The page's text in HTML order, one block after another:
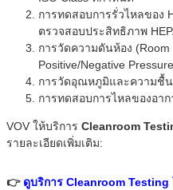
การทดสอบการรั่วไหลของ
ตรวจสอบประสิทธิภาพ
การวัดความดันห้อง
Positive/Negative Pressure
การวัดอุณหภูมิและความชื้น
การทดสอบการไหลของอาก
VOV ให้บริการ Cleanroom
รายละเอียดเพิ่มเติม:
👉 ดูบริการ Cleanroom Testing